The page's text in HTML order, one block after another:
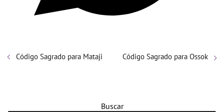
Código Sagrado para Mataji Código Sagrado para Ossok
Buscar